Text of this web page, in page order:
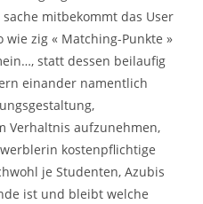
mitbekommt das User
zig « Matching-Punkte »
statt dessen beilaufig
einander namentlich
Verhaltnis aufzunehmen,
kostenpflichtige
je Studenten, Azubis
ist und bleibt welche